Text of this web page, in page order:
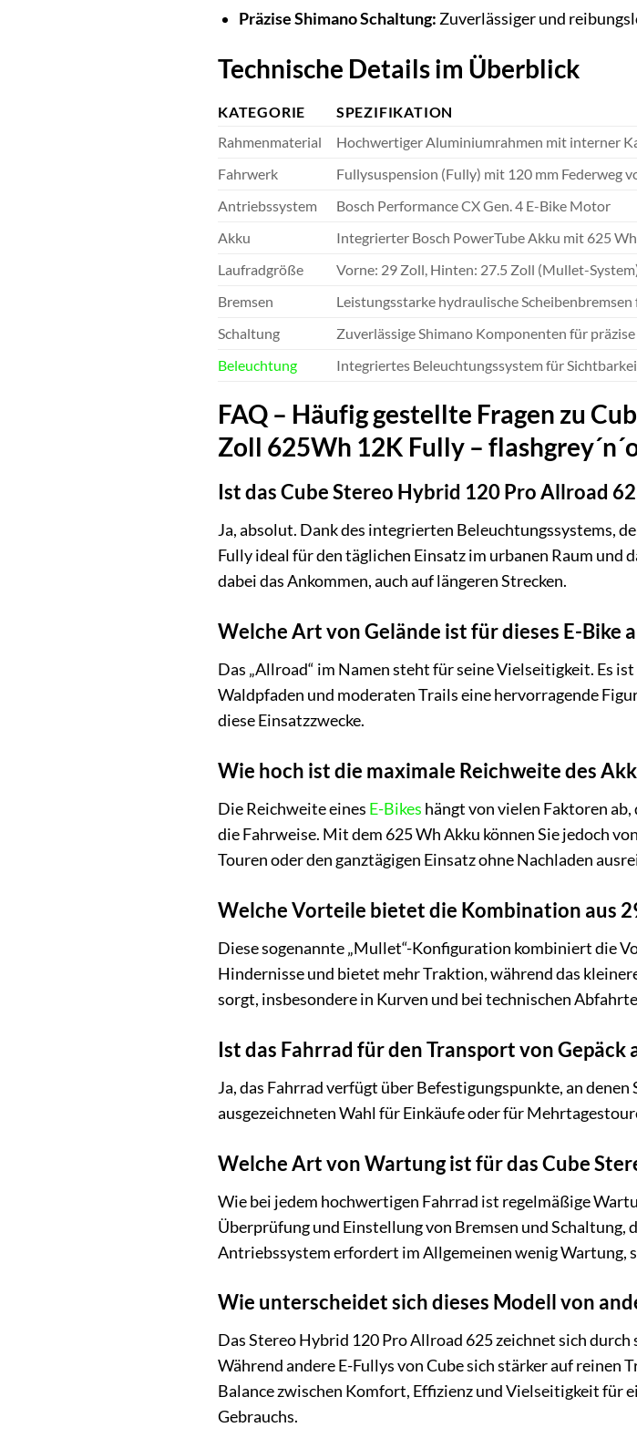
Präzise Shimano Schaltung: Zuverlässiger und
Technische Details im Überblick
KATEGORIE
SPEZIFIKATION
Rahmenmaterial
Hochwertiger Aluminiumrahmen mit interner
Fahrwerk
Fullysuspension (Fully) mit 120 mm Federweg
Antriebssystem
Bosch Performance CX Gen. 4 E-Bike Motor
Akku
Integrierter Bosch PowerTube Akku mit 625
Laufradgröße
Vorne: 29 Zoll, Hinten: 27.5 Zoll (Mullet-
Bremsen
Leistungsstarke hydraulische
Schaltung
Zuverlässige Shimano Komponenten für
Beleuchtung
Integriertes Beleuchtungssystem für
FAQ – Häufig gestellte Fragen zu
Zoll 625Wh 12K Fully –
Ist das Cube Stereo Hybrid 120 Pro Allroad
Ja, absolut. Dank des integrierten Beleuchtungssystems,
Fully ideal für den täglichen Einsatz im urbanen Raum
dabei das Ankommen, auch auf längeren Strecken.
Welche Art von Gelände ist für dieses E-Bike
Das „Allroad“ im Namen steht für seine Vielseitigkeit. Es
Waldpfaden und moderaten Trails eine hervorragende
diese Einsatzzwecke.
Wie hoch ist die maximale Reichweite des
Die Reichweite eines E-Bikes hängt von vielen Faktoren
die Fahrweise. Mit dem 625 Wh Akku können Sie jedoch
Touren oder den ganztägigen Einsatz ohne Nachladen
Welche Vorteile bietet die Kombination aus
Diese sogenannte „Mullet“-Konfiguration kombiniert die
Hindernisse und bietet mehr Traktion, während das
sorgt, insbesondere in Kurven und bei technischen
Ist das Fahrrad für den Transport von Gepäck
Ja, das Fahrrad verfügt über Befestigungspunkte, an
ausgezeichneten Wahl für Einkäufe oder für
Welche Art von Wartung ist für das Cube
Wie bei jedem hochwertigen Fahrrad ist regelmäßige
Überprüfung und Einstellung von Bremsen und Schaltung,
Antriebssystem erfordert im Allgemeinen wenig Wartung,
Wie unterscheidet sich dieses Modell von
Das Stereo Hybrid 120 Pro Allroad 625 zeichnet sich
Während andere E-Fullys von Cube sich stärker auf
Balance zwischen Komfort, Effizienz und Vielseitigkeit für
Gebrauchs.